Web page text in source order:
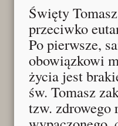
Święty
przeciwko
Po pierwsze,
obowiązkowi
życia jest
św. Tomasz
tzw. zdrowego